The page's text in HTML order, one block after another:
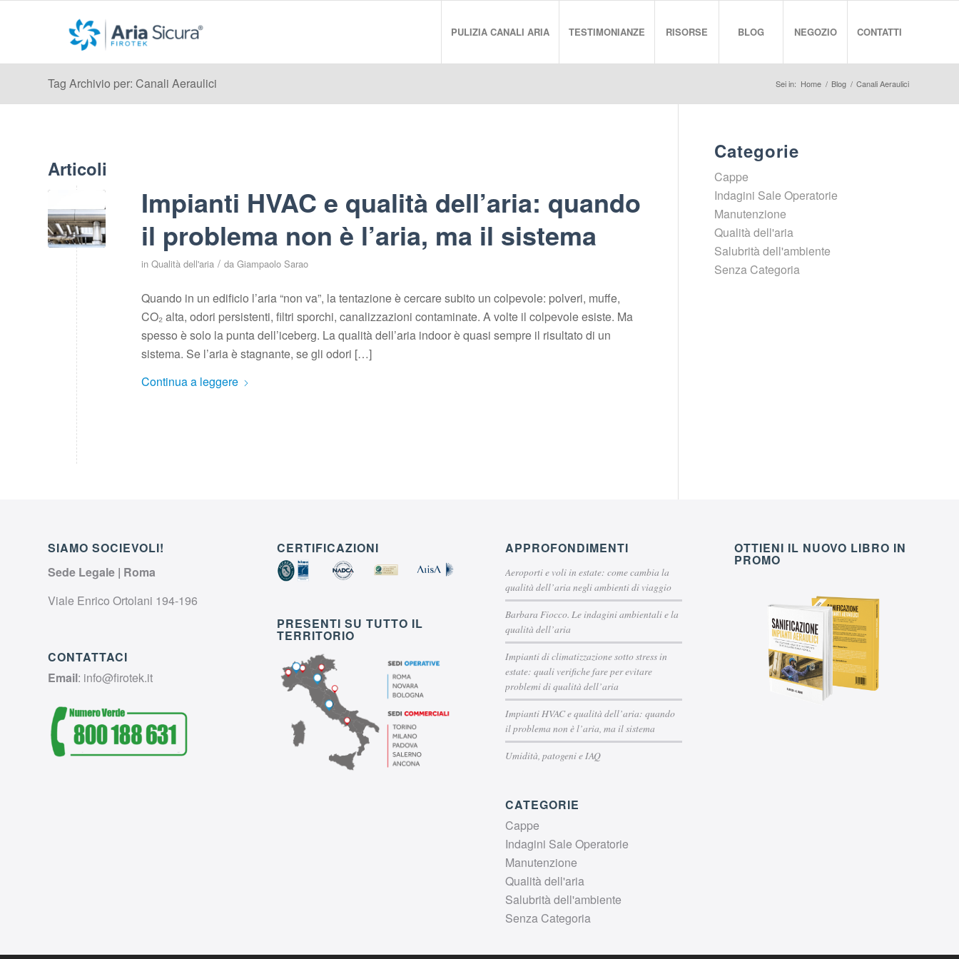
PULIZIA CANALI ARIA TESTIMONIANZE RISORSE BLOG NEGOZIO CONTATTI
Tag Archivio per: Canali Aeraulici Sei in: Home / Blog / Canali Aeraulici
Articoli
Impianti HVAC e qualità dell’aria: quando
il problema non è l’aria, ma il sistema
in Qualità dell'aria / da Giampaolo Sarao
Quando in un edificio l’aria “non va”, la tentazione è cercare subito un colpevole: polveri, muffe,
CO₂ alta, odori persistenti, filtri sporchi, canalizzazioni contaminate. A volte il colpevole esiste. Ma
spesso è solo la punta dell’iceberg. La qualità dell’aria indoor è quasi sempre il risultato di un
sistema. Se l’aria è stagnante, se gli odori […]
Continua a leggere
Categorie
Cappe
Indagini Sale Operatorie
Manutenzione
Qualità dell'aria
Salubrità dell'ambiente
Senza Categoria
SIAMO SOCIEVOLI!
Sede Legale | Roma
Viale Enrico Ortolani 194-196
CONTATTACI
Email: info@firotek.it
CERTIFICAZIONI
PRESENTI SU TUTTO IL
TERRITORIO
APPROFONDIMENTI
Aeroporti e voli in estate: come cambia la
qualità dell’aria negli ambienti di viaggio
Barbara Fiocco. Le indagini ambientali e la
qualità dell’aria
Impianti di climatizzazione sotto stress in
estate: quali verifiche fare per evitare
problemi di qualità dell’aria
Impianti HVAC e qualità dell’aria: quando
il problema non è l’aria, ma il sistema
Umidità, patogeni e IAQ
CATEGORIE
Cappe
Indagini Sale Operatorie
Manutenzione
Qualità dell'aria
Salubrità dell'ambiente
Senza Categoria
OTTIENI IL NUOVO LIBRO IN
PROMO